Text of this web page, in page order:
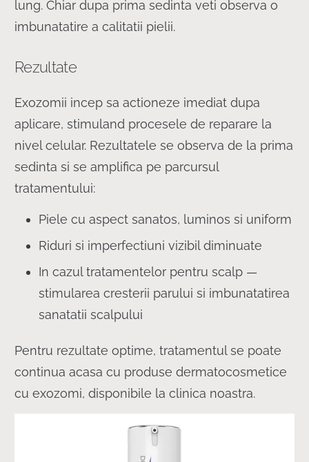
lung. Chiar dupa prima sedinta veti observa o
imbunatatire a calitatii pielii.
Rezultate
Exozomii incep sa actioneze imediat dupa
aplicare, stimuland procesele de reparare la
nivel celular. Rezultatele se observa de la prima
sedinta si se amplifica pe parcursul
tratamentului:
Piele cu aspect sanatos, luminos si uniform
Riduri si imperfectiuni vizibil diminuate
In cazul tratamentelor pentru scalp —
stimularea cresterii parului si imbunatatirea
sanatatii scalpului
Pentru rezultate optime, tratamentul se poate
continua acasa cu produse dermatocosmetice
cu exozomi, disponibile la clinica noastra.